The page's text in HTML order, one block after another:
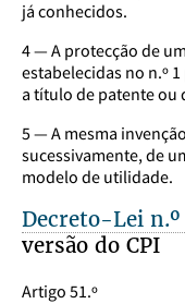
já conhecidos.
4 — A protecção de
estabelecidas no n.º
a título de patente ou
5 — A mesma
sucessivamente, de
modelo de utilidade.
Decreto-Lei
versão do CPI
Artigo 51.º